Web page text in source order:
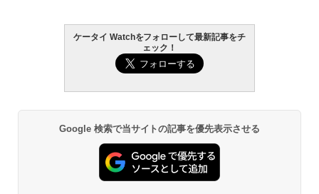
ケータイ Watchをフォローして最新記事をチ
ェック！
Google 検索で当サイトの記事を優先表示させる